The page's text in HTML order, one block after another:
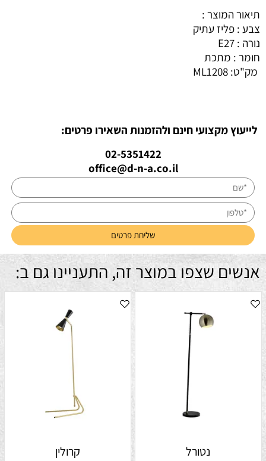
תיאור המוצר :
צבע : פליז עתיק
נורה : E27
חומר : מתכת
מק"ט: ML1208
לייעוץ מקצועי חינם ולהזמנות השאירו פרטים:
02-5351422
office@d-n-a.co.il
אנשים שצפו במוצר זה, התעניינו גם ב:
נטורל קרולין